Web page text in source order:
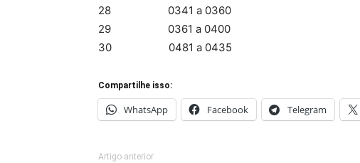
28 0341 a 0360
29 0361 a 0400
30 0481 a 0435
Compartilhe isso:
WhatsApp Facebook Telegram
Artigo anterior